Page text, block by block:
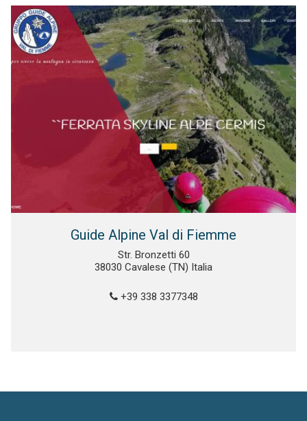
Guide Alpine Val di Fiemme
Str. Bronzetti 60
38030 Cavalese (TN) Italia
+39 338 3377348